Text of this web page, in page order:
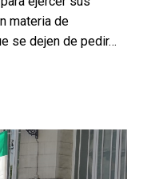
materia de
se dejen de pedir…